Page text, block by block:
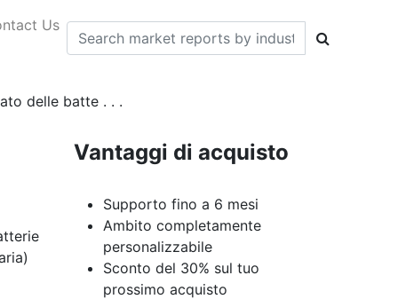
Us
delle batte . . .
Vantaggi di acquisto
Supporto fino a 6 mesi
Ambito completamente
personalizzabile
Sconto del 30% sul tuo
prossimo acquisto